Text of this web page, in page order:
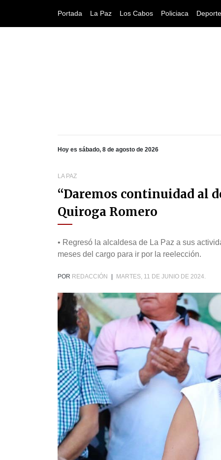
Portada La Paz Los Cabos Policiaca
Hoy es sábado, 8 de agosto de 2026
LA PAZ
“Daremos continuidad al
Quiroga Romero
• Regresó la alcaldesa de La Paz a sus
meses del cargo para ir por la reelección.
POR REDACCIÓN MARTES, 11 DE JUNIO DE 2024.